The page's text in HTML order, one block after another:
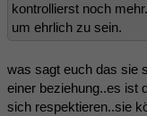
kontrollierst noch
um ehrlich zu sein.
was sagt euch das sie
einer beziehung..es ist
sich respektieren..sie